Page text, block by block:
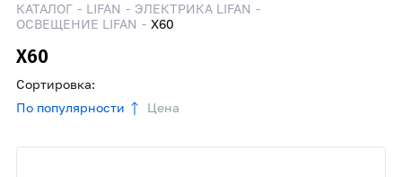
КАТАЛОГ LIFAN
ЭЛЕКТРИКА LIFAN
ОСВЕЩЕНИЕ LIFAN
X60
X60
Сортировка:
По популярности
Цена